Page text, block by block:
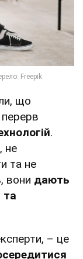
що
перерв
.
не
та не
вони дають
та
– це